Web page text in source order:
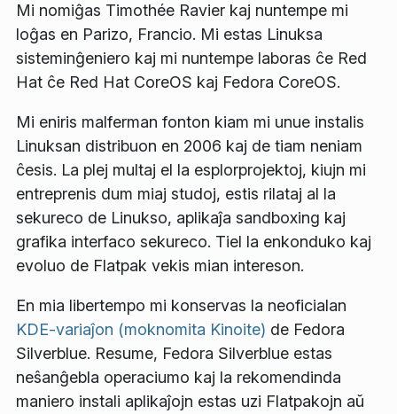
Mi nomiĝas Timothée Ravier kaj nuntempe mi
loĝas en Parizo, Francio. Mi estas Linuksa
sisteminĝeniero kaj mi nuntempe laboras ĉe Red
Hat ĉe Red Hat CoreOS kaj Fedora CoreOS.
Mi eniris malferman fonton kiam mi unue instalis
Linuksan distribuon en 2006 kaj de tiam neniam
ĉesis. La plej multaj el la esplorprojektoj, kiujn mi
entreprenis dum miaj studoj, estis rilataj al la
sekureco de Linukso, aplikaĵa sandboxing kaj
grafika interfaco sekureco. Tiel la enkonduko kaj
evoluo de Flatpak vekis mian intereson.
En mia libertempo mi konservas la neoficialan
KDE-variaĵon (moknomita Kinoite) de Fedora
Silverblue. Resume, Fedora Silverblue estas
neŝanĝebla operaciumo kaj la rekomendinda
maniero instali aplikaĵojn estas uzi Flatpakojn aŭ